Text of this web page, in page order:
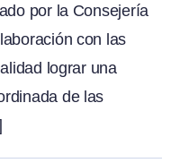
por la Consejería
con las
lograr una
de las